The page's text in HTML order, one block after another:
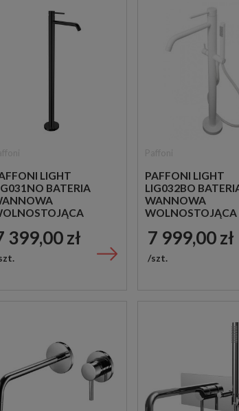
LIGHT
BATERIA
399,00 zł
PAFFONI LIGHT
LIG032BO
WANNOWA
WOLNOSTOJĄCA
7 999,00 zł
szt.